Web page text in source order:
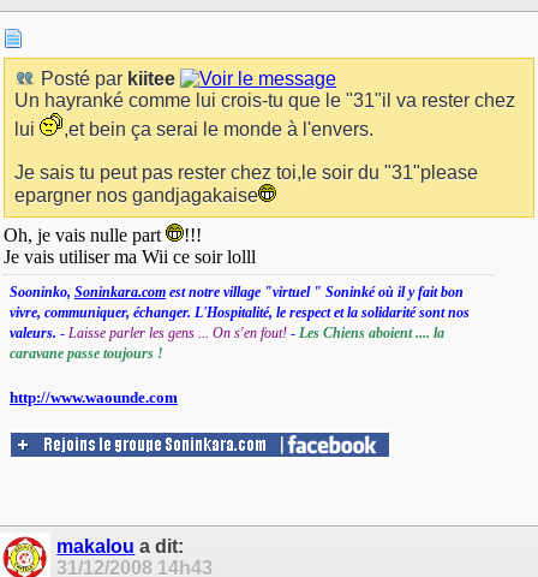
Posté par kiitee
Un hayranké comme lui crois-tu que le "31"il va rester chez
lui
,et bein ça serai le monde à l'envers.
Je sais tu peut pas rester chez toi,le soir du "31"please
epargner nos gandjagakaise
Oh, je vais nulle part
!!!
Je vais utiliser ma Wii ce soir lolll
Sooninko, Soninkara.com est notre village "virtuel " Soninké où il y fait bon
vivre, communiquer, échanger. L'Hospitalité, le respect et la solidarité sont nos
valeurs. - Laisse parler les gens ... On s'en fout! - Les Chiens aboient .... la
caravane passe toujours !
http://www.waounde.com
makalou a dit:
31/12/2008 14h43